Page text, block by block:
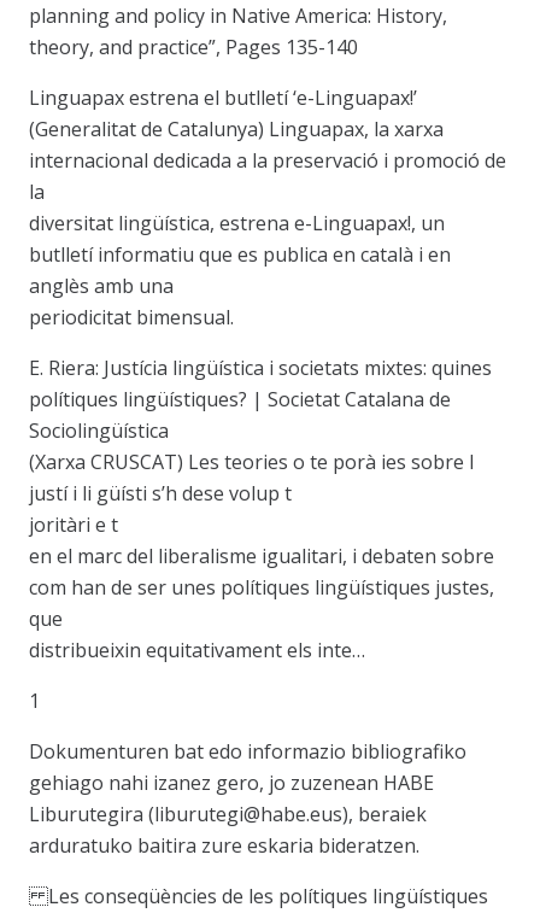
planning and policy in Native America: History,
theory, and practice”, Pages 135-140
Linguapax estrena el butlletí ‘e-Linguapax!’
(Generalitat de Catalunya) Linguapax, la xarxa
internacional dedicada a la preservació i promoció de
la
diversitat lingüística, estrena e-Linguapax!, un
butlletí informatiu que es publica en català i en
anglès amb una
periodicitat bimensual.
E. Riera: Justícia lingüística i societats mixtes: quines
polítiques lingüístiques? | Societat Catalana de
Sociolingüística
(Xarxa CRUSCAT) Les teories o te porà ies sobre l
justí i li güísti s’h dese volup t
joritàri e t
en el marc del liberalisme igualitari, i debaten sobre
com han de ser unes polítiques lingüístiques justes,
que
distribueixin equitativament els inte…
1
Dokumenturen bat edo informazio bibliografiko
gehiago nahi izanez gero, jo zuzenean HABE
Liburutegira (liburutegi@habe.eus), beraiek
arduratuko baitira zure eskaria bideratzen.
Les conseqüències de les polítiques lingüístiques